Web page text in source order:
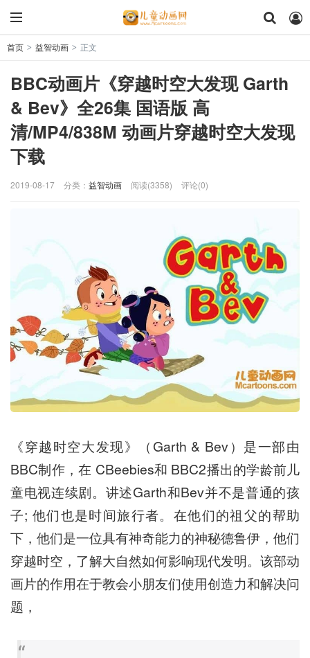
首页 > 益智动画 > 正文
BBC动画片《穿越时空大发现 Garth
& Bev》全26集 国语版 高
清/MP4/838M 动画片穿越时空大发现
下载
2019-08-17 分类： 益智动画 阅读(3358) 评论(0)
《穿越时空大发现》（Garth & Bev）是一部由
BBC制作，在 CBeebies和 BBC2播出的学龄前儿
童电视连续剧。讲述Garth和Bev并不是普通的孩
子; 他们也是时间旅行者。在他们的祖父的帮助
下，他们是一位具有神奇能力的神秘德鲁伊，他们
穿越时空，了解大自然如何影响现代发明。该部动
画片的作用在于教会小朋友们使用创造力和解决问
题，